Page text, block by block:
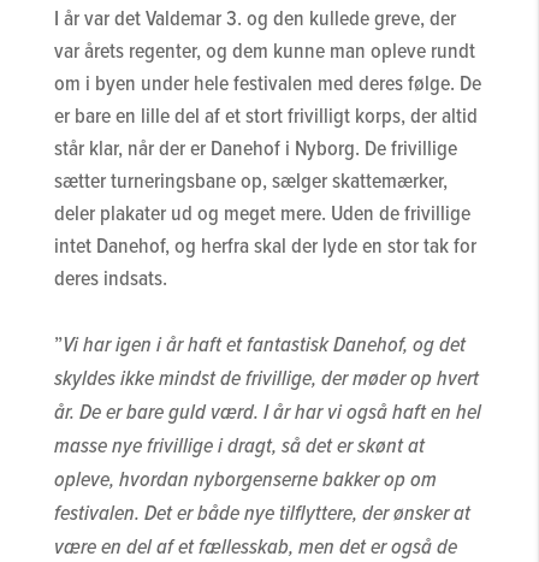
I år var det Valdemar 3. og den kullede greve, der
var årets regenter, og dem kunne man opleve rundt
om i byen under hele festivalen med deres følge. De
er bare en lille del af et stort frivilligt korps, der altid
står klar, når der er Danehof i Nyborg. De frivillige
sætter turneringsbane op, sælger skattemærker,
deler plakater ud og meget mere. Uden de frivillige
intet Danehof, og herfra skal der lyde en stor tak for
deres indsats.
”Vi har igen i år haft et fantastisk Danehof, og det
skyldes ikke mindst de frivillige, der møder op hvert
år. De er bare guld værd. I år har vi også haft en hel
masse nye frivillige i dragt, så det er skønt at
opleve, hvordan nyborgenserne bakker op om
festivalen. Det er både nye tilflyttere, der ønsker at
være en del af et fællesskab, men det er også de